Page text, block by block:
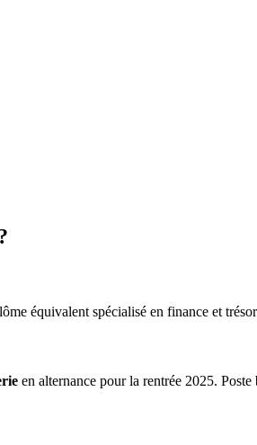
équivalent spécialisé en finance et
en alternance pour la rentrée 2025. Poste